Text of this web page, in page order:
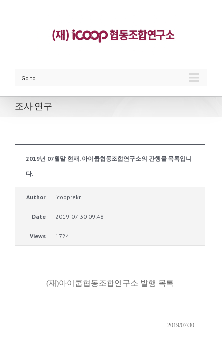
Go to...
조사·연구
2019년 07월말 현재, 아이쿱협동조합연구소의 간행물 목록입니
다.
Author icooprekr
Date 2019-07-30 09:48
Views 1724
(재)아이쿱협동조합연구소 발행 목록
2019/07/30